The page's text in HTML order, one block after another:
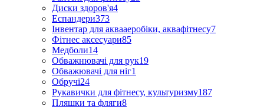
Диски здоров'я4
Еспандери373
Інвентар для аквааеробіки, аквафітнесу7
Фітнес аксесуари85
Медболи14
Обважнювачі для рук19
Обважювачі для ніг1
Обручі24
Рукавички для фітнесу, культуризму187
Пляшки та фляги8